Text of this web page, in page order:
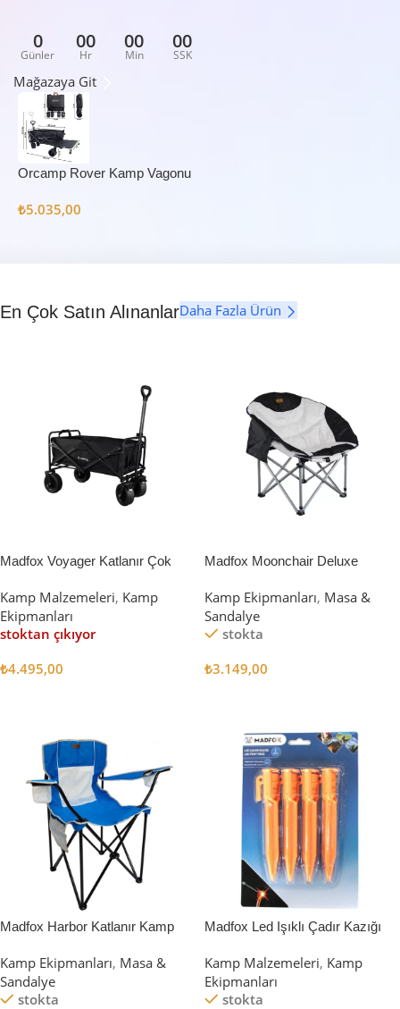
0
Günler
00
Hr
00
Min
00
SSK
Mağazaya Git
Orcamp Rover Kamp Vagonu
₺5.035,00
En Çok Satın AlınanlarDaha Fazla Ürün
Madfox Voyager Katlanır Çok
[Vagon] BLACK
Kamp Malzemeleri, Kamp
Ekipmanları
stoktan çıkıyor
₺4.495,00
Madfox Moonchair Deluxe
Siyah/Gri
Kamp Ekipmanları, Masa &
Sandalye
stokta
₺3.149,00
Madfox Harbor Katlanır Kamp
Kamp Ekipmanları, Masa &
Sandalye
stokta
Madfox Led Işıklı Çadır Kazığı
Kamp Malzemeleri, Kamp
Ekipmanları
stokta